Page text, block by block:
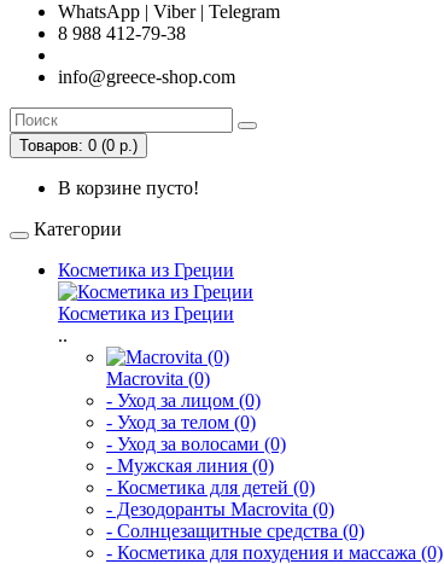
WhatsApp | Viber | Telegram
8 988 412-79-38
info@greece-shop.com
Товаров: 0 (0 р.)
В корзине пусто!
Категории
Косметика из Греции
Косметика из Греции
..
Macrovita (0)
- Уход за лицом (0)
- Уход за телом (0)
- Уход за волосами (0)
- Мужская линия (0)
- Косметика для детей (0)
- Дезодоранты Macrovita (0)
- Солнцезащитные средства (0)
- Косметика для похудения и массажа (0)